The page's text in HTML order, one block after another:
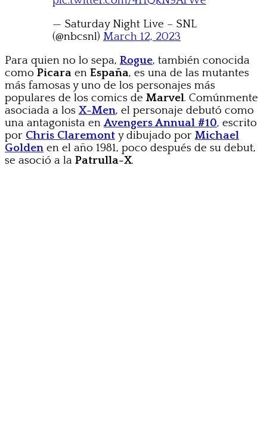
— Saturday Night Live – SNL
(@nbcsnl) March 12, 2023
Para quien no lo sepa, Rogue, también conocida
como Picara en España, es una de las mutantes
más famosas y uno de los personajes más
populares de los comics de Marvel. Comúnmente
asociada a los X-Men, el personaje debutó como
una antagonista en Avengers Annual #10, escrito
por Chris Claremont y dibujado por Michael
Golden en el año 1981, poco después de su debut,
se asoció a la Patrulla-X.